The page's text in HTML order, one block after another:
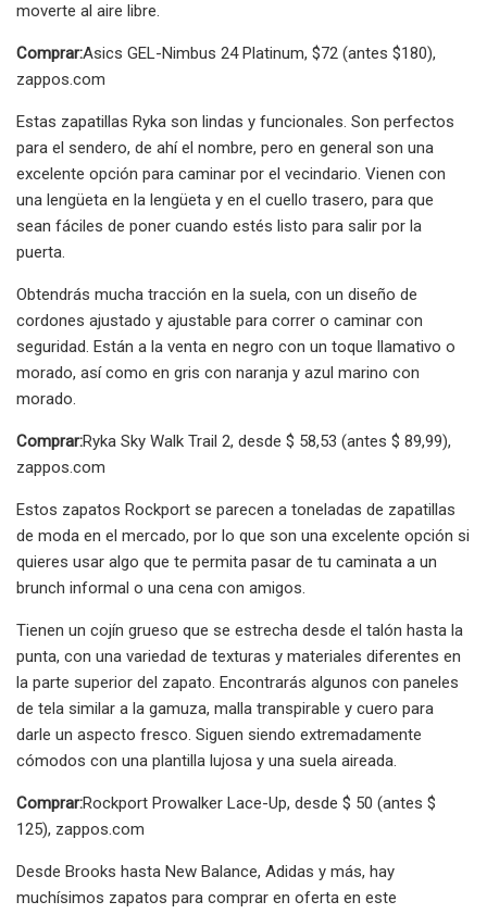
moverte al aire libre.
Comprar:Asics GEL-Nimbus 24 Platinum, $72 (antes $180),
zappos.com
Estas zapatillas Ryka son lindas y funcionales. Son perfectos
para el sendero, de ahí el nombre, pero en general son una
excelente opción para caminar por el vecindario. Vienen con
una lengüeta en la lengüeta y en el cuello trasero, para que
sean fáciles de poner cuando estés listo para salir por la
puerta.
Obtendrás mucha tracción en la suela, con un diseño de
cordones ajustado y ajustable para correr o caminar con
seguridad. Están a la venta en negro con un toque llamativo o
morado, así como en gris con naranja y azul marino con
morado.
Comprar:Ryka Sky Walk Trail 2, desde $ 58,53 (antes $ 89,99),
zappos.com
Estos zapatos Rockport se parecen a toneladas de zapatillas
de moda en el mercado, por lo que son una excelente opción si
quieres usar algo que te permita pasar de tu caminata a un
brunch informal o una cena con amigos.
Tienen un cojín grueso que se estrecha desde el talón hasta la
punta, con una variedad de texturas y materiales diferentes en
la parte superior del zapato. Encontrarás algunos con paneles
de tela similar a la gamuza, malla transpirable y cuero para
darle un aspecto fresco. Siguen siendo extremadamente
cómodos con una plantilla lujosa y una suela aireada.
Comprar:Rockport Prowalker Lace-Up, desde $ 50 (antes $
125), zappos.com
Desde Brooks hasta New Balance, Adidas y más, hay
muchísimos zapatos para comprar en oferta en este